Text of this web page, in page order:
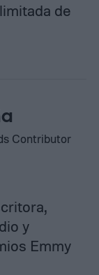
de
Contributor
y
Emmy